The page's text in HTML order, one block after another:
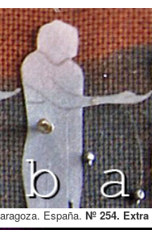
España. Nº 254.